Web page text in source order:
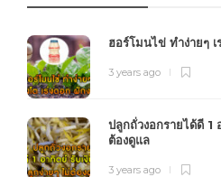
ฮอร์โมนไข่ ทำง่ายๆ เ
3 years ago
ปลูกถั่วงอกรายได้ดี 1
ต้องดูแล
3 years ago